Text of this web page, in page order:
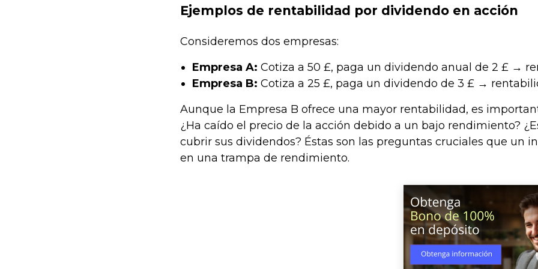
Ejemplos de rentabilidad por dividendo en acción
Consideremos dos empresas:
Empresa A: Cotiza a 50 £, paga un dividendo anual de 2 £ →
Empresa B: Cotiza a 25 £, paga un dividendo de 3 £ →
Aunque la Empresa B ofrece una mayor rentabilidad, es
¿Ha caído el precio de la acción debido a un bajo rendimiento?
cubrir sus dividendos? Éstas son las preguntas cruciales que un
en una trampa de rendimiento.